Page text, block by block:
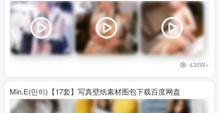
438W+
Min.E(민이)【17套】写真壁纸素材图包下载百度网盘